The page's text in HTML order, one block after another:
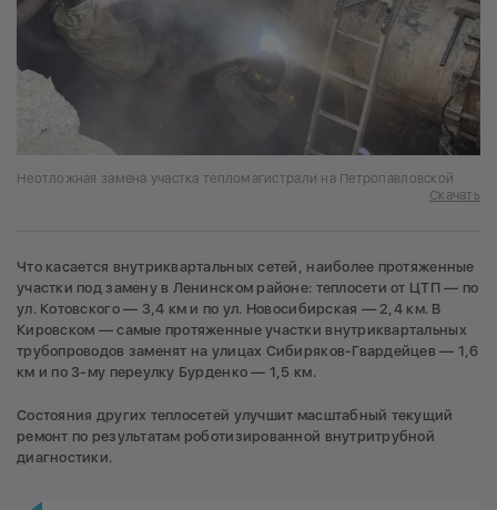
Неотложная замена участка тепломагистрали на Петропавловской
Скачать
Что касается внутриквартальных сетей, наиболее протяженные
участки под замену в Ленинском районе: теплосети от ЦТП — по
ул. Котовского — 3,4 км и по ул. Новосибирская — 2,4 км. В
Кировском — самые протяженные участки внутриквартальных
трубопроводов заменят на улицах Сибиряков-Гвардейцев — 1,6
км и по 3-му переулку Бурденко — 1,5 км.
Состояния других теплосетей улучшит масштабный текущий
ремонт по результатам роботизированной внутритрубной
диагностики.